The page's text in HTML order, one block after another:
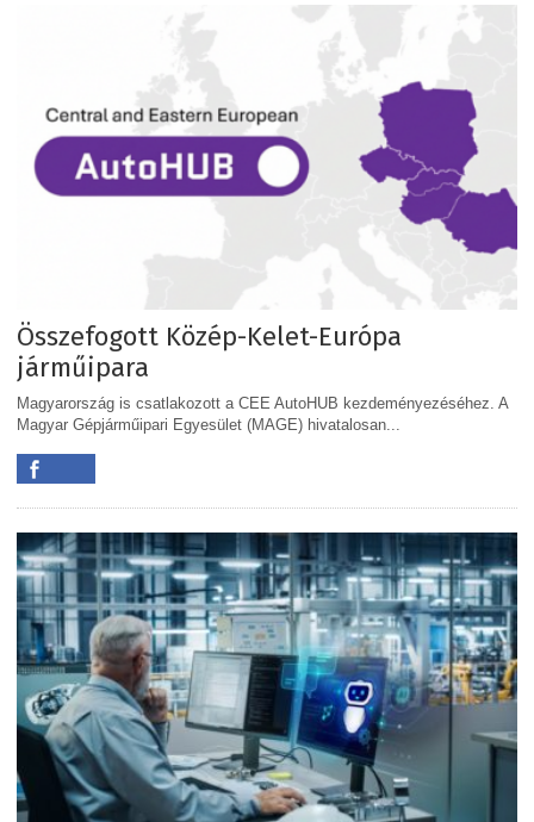
Összefogott Közép-Kelet-Európa
járműipara
Magyarország is csatlakozott a CEE AutoHUB kezdeményezéséhez. A
Magyar Gépjárműipari Egyesület (MAGE) hivatalosan...